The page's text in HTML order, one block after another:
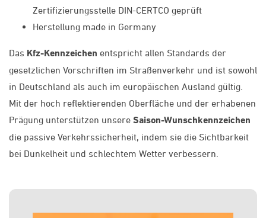
Zertifizierungsstelle DIN-CERTCO geprüft
Herstellung made in Germany
Das Kfz-Kennzeichen entspricht allen Standards der
gesetzlichen Vorschriften im Straßenverkehr und ist sowohl
in Deutschland als auch im europäischen Ausland gültig.
Mit der hoch reflektierenden Oberfläche und der erhabenen
Prägung unterstützen unsere Saison-Wunschkennzeichen
die passive Verkehrssicherheit, indem sie die Sichtbarkeit
bei Dunkelheit und schlechtem Wetter verbessern.